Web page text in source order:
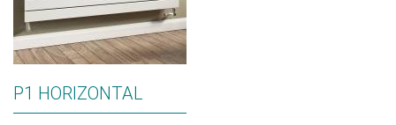
P1 HORIZONTAL